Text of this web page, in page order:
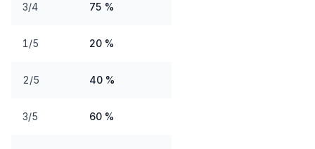
3/4 75 %
1/5 20 %
2/5 40 %
3/5 60 %